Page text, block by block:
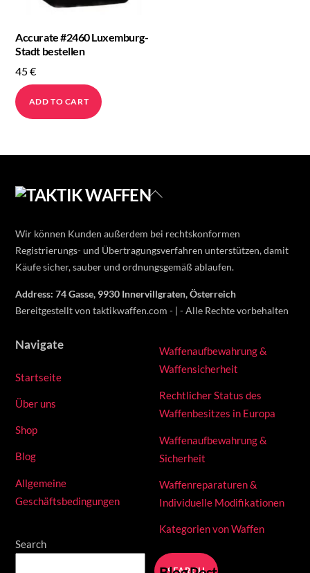
Accurate #2460 Luxemburg-
Stadt bestellen
45€
ADD TO CART
Back
Wir können Kunden außerdem bei rechtskonformen
Registrierungs- und Übertragungsverfahren unterstützen, damit
Käufe sicher, sauber und ordnungsgemäß ablaufen.
Address: 74 Gasse, 9930 Innervillgraten, Österreich
Bereitgestellt von taktikwaffen.com - | - Alle Rechte vorbehalten
Navigate
Startseite
Über uns
Shop
Blog
Allgemeine
Geschäftsbedingungen
Search
Waffenaufbewahrung &
Waffensicherheit
Rechtlicher Status des
Waffenbesitzes in Europa
Waffenaufbewahrung &
Sicherheit
Waffenreparaturen &
Individuelle Modifikationen
Kategorien von Waffen